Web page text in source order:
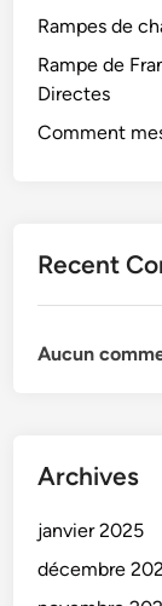
Rampes de
Rampe de
Directes
Comment
Recent
Aucun
Archives
janvier 2025
décembre